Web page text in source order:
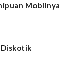
Mobilnya
Diskotik